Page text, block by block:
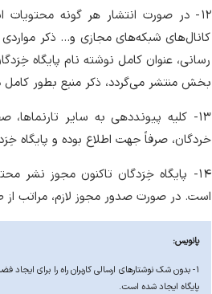
۱۲- در صورت انتشار هر گونه محتویات
کانال‌های شبکه‌های مجازی و… ذکر مواردی
رسانی، عنوان کامل نوشته نام پایگاه
بخش منتشر می‌گردد، ذکر منبع بطور
۱۳- کلیه پیونددهی به سایر
خردگان، صرفاً جهت اطلاع بوده و پایگاه
۱۴- پایگاه خِرَدگان تاکنون مجوز
است. در صورت صدور مجوز لازم،‌ مراتب از
پانویس:
۱- بدون شک نوشتارهای ارسالی کاربران راه را برای
پایگاه ایجاد شده است.